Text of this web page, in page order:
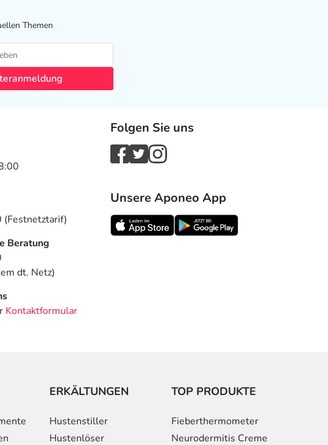
Themen
Beratung
dt. Netz)
Kontaktformular
Folgen Sie uns
Unsere Aponeo App
ERKÄLTUNGEN
Hustenstiller
Hustenlöser
TOP PRODUKTE
Fieberthermometer
Neurodermitis Creme